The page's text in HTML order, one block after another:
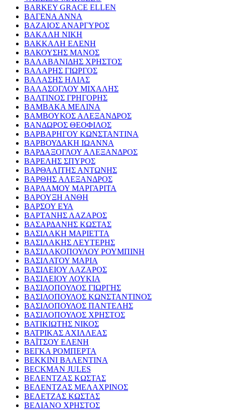
BARKEY GRACE ELLEN
ΒΑΓΕΝΑ ΑΝΝΑ
ΒΑΖΑΙΟΣ ΑΝΑΡΓΥΡΟΣ
ΒΑΚΑΛΗ ΝΙΚΗ
ΒΑΚΚΑΛΗ ΕΛΕΝΗ
ΒΑΚΟΥΣΗΣ ΜΑΝΟΣ
ΒΑΛΑΒΑΝΙΔΗΣ ΧΡΗΣΤΟΣ
ΒΑΛΑΡΗΣ ΓΙΩΡΓΟΣ
ΒΑΛΑΣΗΣ ΗΛΙΑΣ
ΒΑΛΑΣΟΓΛΟΥ ΜΙΧΑΛΗΣ
ΒΑΛΤΙΝΟΣ ΓΡΗΓΟΡΗΣ
ΒΑΜΒΑΚΑ ΜΕΛΙΝΑ
ΒΑΜΒΟΥΚΟΣ ΑΛΕΞΑΝΔΡΟΣ
ΒΑΝΔΩΡΟΣ ΘΕΟΦΙΛΟΣ
ΒΑΡΒΑΡΗΓΟΥ ΚΩΝΣΤΑΝΤΙΝΑ
ΒΑΡΒΟΥΔΑΚΗ ΙΩΑΝΝΑ
ΒΑΡΔΑΞΟΓΛΟΥ ΑΛΕΞΑΝΔΡΟΣ
ΒΑΡΕΛΗΣ ΣΠΥΡΟΣ
ΒΑΡΘΑΛΙΤΗΣ ΑΝΤΩΝΗΣ
ΒΑΡΘΗΣ ΑΛΕΞΑΝΔΡΟΣ
ΒΑΡΛΑΜΟΥ ΜΑΡΓΑΡΙΤΑ
ΒΑΡΟΥΞΗ ΑΝΘΗ
ΒΑΡΣΟΥ ΕΥΑ
ΒΑΡΤΑΝΗΣ ΛΑΖΑΡΟΣ
ΒΑΣΑΡΔΑΝΗΣ ΚΩΣΤΑΣ
ΒΑΣΙΛΑΚΗ ΜΑΡΙΕΤΤΑ
ΒΑΣΙΛΑΚΗΣ ΛΕΥΤΕΡΗΣ
ΒΑΣΙΛΑΚΟΠΟΥΛΟΥ ΡΟΥΜΠΙΝΗ
ΒΑΣΙΛΑΤΟΥ ΜΑΡΙΑ
ΒΑΣΙΛΕΙΟΥ ΛΑΖΑΡΟΣ
ΒΑΣΙΛΕΙΟΥ ΛΟΥΚΙΑ
ΒΑΣΙΛΟΠΟΥΛΟΣ ΓΙΩΡΓΗΣ
ΒΑΣΙΛΟΠΟΥΛΟΣ ΚΩΝΣΤΑΝΤΙΝΟΣ
ΒΑΣΙΛΟΠΟΥΛΟΣ ΠΑΝΤΕΛΗΣ
ΒΑΣΙΛΟΠΟΥΛΟΣ ΧΡΗΣΤΟΣ
ΒΑΤΙΚΙΩΤΗΣ ΝΙΚΟΣ
ΒΑΤΡΙΚΑΣ ΑΧΙΛΛΕΑΣ
ΒΑΪΤΣΟΥ ΕΛΕΝΗ
ΒΕΓΚΑ ΡΟΜΠΕΡΤΑ
ΒΕΚΚΙΝΙ ΒΑΛΕΝΤΙΝΑ
BECKMAN JULES
ΒΕΛΕΝΤΖΑΣ ΚΩΣΤΑΣ
ΒΕΛΕΝΤΖΑΣ ΜΕΛΑΧΡΙΝΟΣ
ΒΕΛΕΤΖΑΣ ΚΩΣΤΑΣ
ΒΕΛΙΑΝΟ ΧΡΗΣΤΟΣ